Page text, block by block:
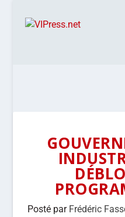
Posté par Frédéric